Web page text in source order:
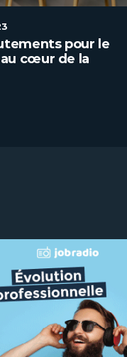
pour le
au cœur de la